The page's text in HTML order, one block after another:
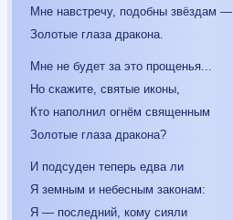
Мне навстречу, подобны звёздам —
Золотые глаза дракона.
Мне не будет за это прощенья...
Но скажите, святые иконы,
Кто наполнил огнём священным
Золотые глаза дракона?
И подсуден теперь едва ли
Я земным и небесным законам:
Я — последний, кому сияли